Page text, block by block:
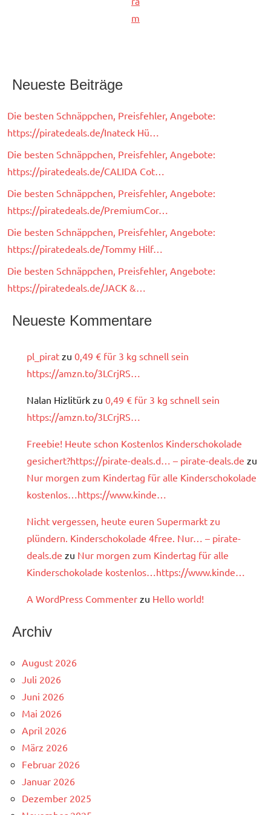
m
Neueste Beiträge
Die besten Schnäppchen, Preisfehler, Angebote:
https://piratedeals.de/Inateck Hü…
Die besten Schnäppchen, Preisfehler, Angebote:
https://piratedeals.de/CALIDA Cot…
Die besten Schnäppchen, Preisfehler, Angebote:
https://piratedeals.de/PremiumCor…
Die besten Schnäppchen, Preisfehler, Angebote:
https://piratedeals.de/Tommy Hilf…
Die besten Schnäppchen, Preisfehler, Angebote:
https://piratedeals.de/JACK &…
Neueste Kommentare
pl_pirat zu 0,49 € für 3 kg schnell sein
https://amzn.to/3LCrjRS…
Nalan Hizlitürk zu 0,49 € für 3 kg schnell sein
https://amzn.to/3LCrjRS…
Freebie! Heute schon Kostenlos Kinderschokolade
gesichert?https://pirate-deals.d… – pirate-deals.de zu
Nur morgen zum Kindertag für alle Kinderschokolade
kostenlos…https://www.kinde…
Nicht vergessen, heute euren Supermarkt zu
plündern. Kinderschokolade 4free. Nur… – pirate-
deals.de zu Nur morgen zum Kindertag für alle
Kinderschokolade kostenlos…https://www.kinde…
A WordPress Commenter zu Hello world!
Archiv
August 2026
Juli 2026
Juni 2026
Mai 2026
April 2026
März 2026
Februar 2026
Januar 2026
Dezember 2025